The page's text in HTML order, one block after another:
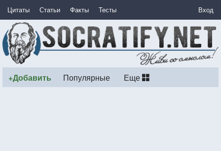
Цитаты Статьи Факты Тесты Вход
+Добавить Популярные Еще